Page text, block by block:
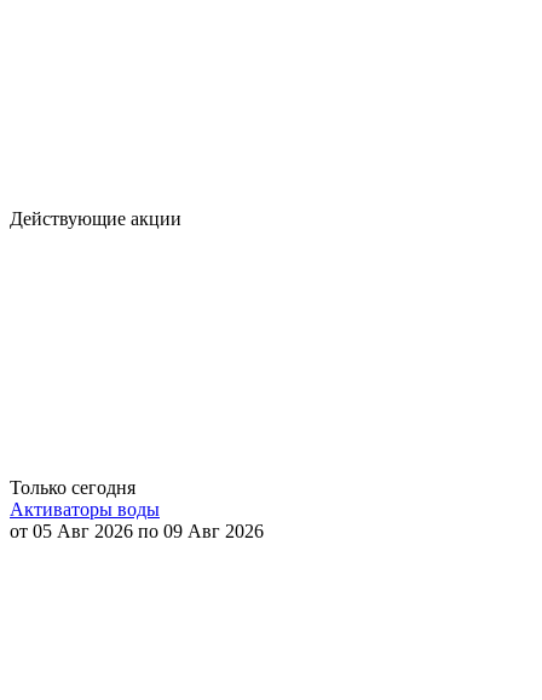
Действующие акции
Только сегодня
Активаторы воды
от 05 Авг 2026 по 09 Авг 2026